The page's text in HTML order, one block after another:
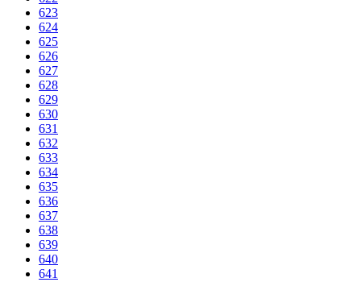
623
624
625
626
627
628
629
630
631
632
633
634
635
636
637
638
639
640
641